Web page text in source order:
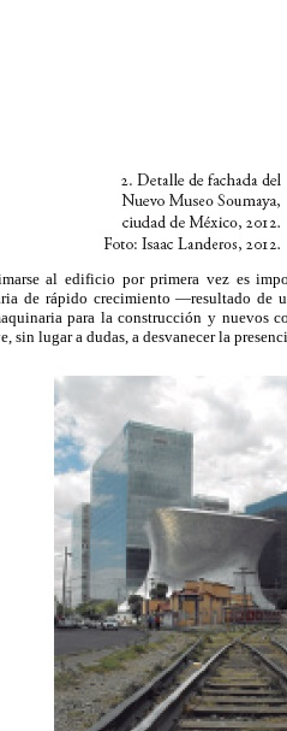
al edificio por primera vez es
de rápido crecimiento —resultado de
para la construcción y nuevos
sin lugar a dudas, a desvanecer la